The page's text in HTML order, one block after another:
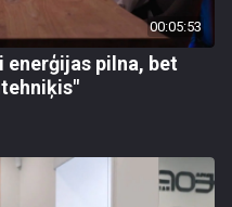
00:05:53
enerģijas pilna, bet